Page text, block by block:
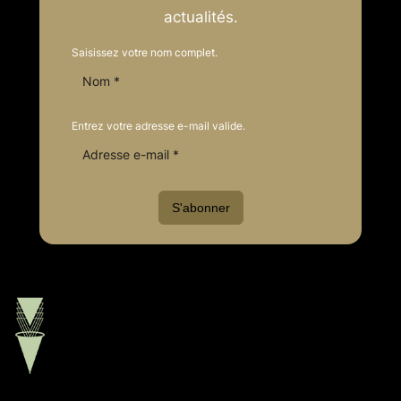
2 months ago
Le Championnat National de Brass Band
se poursuit aujourd'hui à Forges-les-Eaux.
connectez-vous sur le live !
Et rdv ce soir, 17h pour les résultats
actualités.
Saisissez votre nom complet.
Entrez votre adresse e-mail valide.
S'abonner